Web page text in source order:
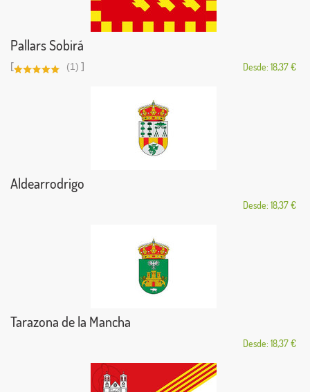
Pallars Sobirá
[ (1) ] Desde: 18,37 €
Aldearrodrigo
Desde: 18,37 €
Tarazona de la Mancha
Desde: 18,37 €